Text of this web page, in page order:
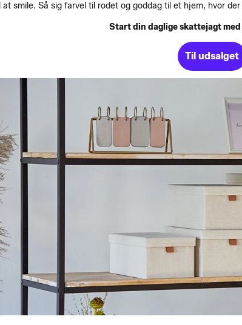
smile. Så sig farvel til rodet og goddag til et hjem, hvor
Start din daglige skattejagt
Til udsalget